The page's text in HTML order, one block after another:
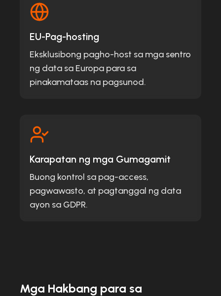
EU-Pag-hosting
Eksklusibong pagho-host sa mga sentro
ng data sa Europa para sa
pinakamataas na pagsunod.
Karapatan ng mga Gumagamit
Buong kontrol sa pag-access,
pagwawasto, at pagtanggal ng data
ayon sa GDPR.
Mga Hakbang para sa